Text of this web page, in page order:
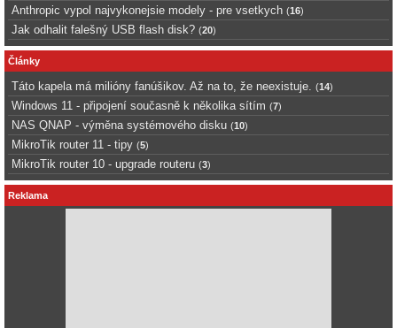
Anthropic vypol najvykonejsie modely - pre vsetkych (16)
Jak odhalit falešný USB flash disk? (20)
Články
Táto kapela má milióny fanúšikov. Až na to, že neexistuje. (14)
Windows 11 - připojení současně k několika sítím (7)
NAS QNAP - výměna systémového disku (10)
MikroTik router 11 - tipy (5)
MikroTik router 10 - upgrade routeru (3)
Reklama